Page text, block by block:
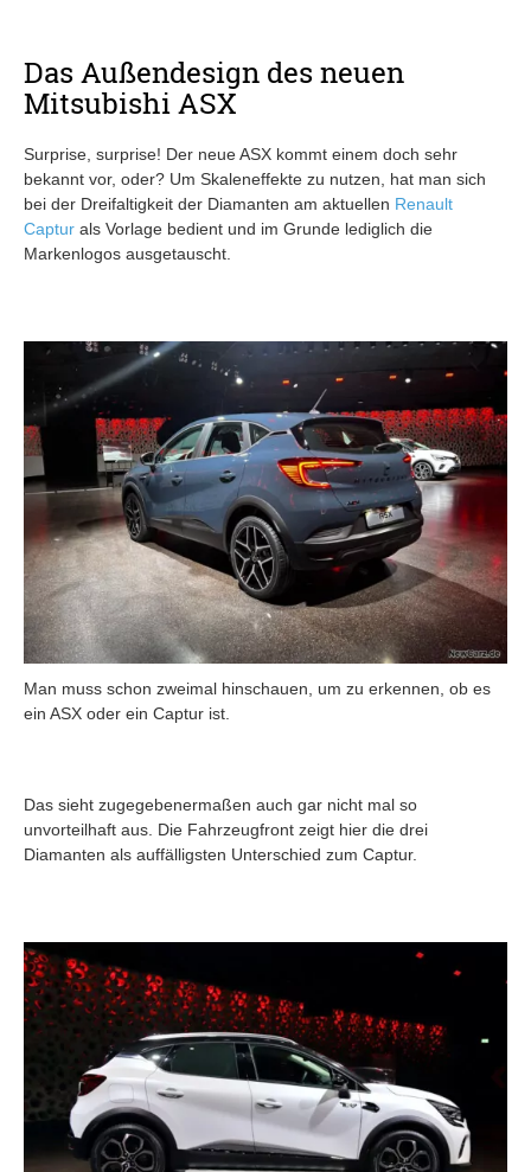
Das Außendesign des neuen
Mitsubishi ASX
Surprise, surprise! Der neue ASX kommt einem doch sehr
bekannt vor, oder? Um Skaleneffekte zu nutzen, hat man sich
bei der Dreifaltigkeit der Diamanten am aktuellen Renault
Captur als Vorlage bedient und im Grunde lediglich die
Markenlogos ausgetauscht.
Man muss schon zweimal hinschauen, um zu erkennen, ob es
ein ASX oder ein Captur ist.
Das sieht zugegebenermaßen auch gar nicht mal so
unvorteilhaft aus. Die Fahrzeugfront zeigt hier die drei
Diamanten als auffälligsten Unterschied zum Captur.